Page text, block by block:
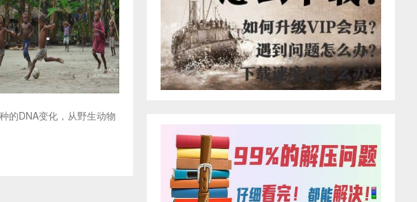
的DNA变化，从野生动物